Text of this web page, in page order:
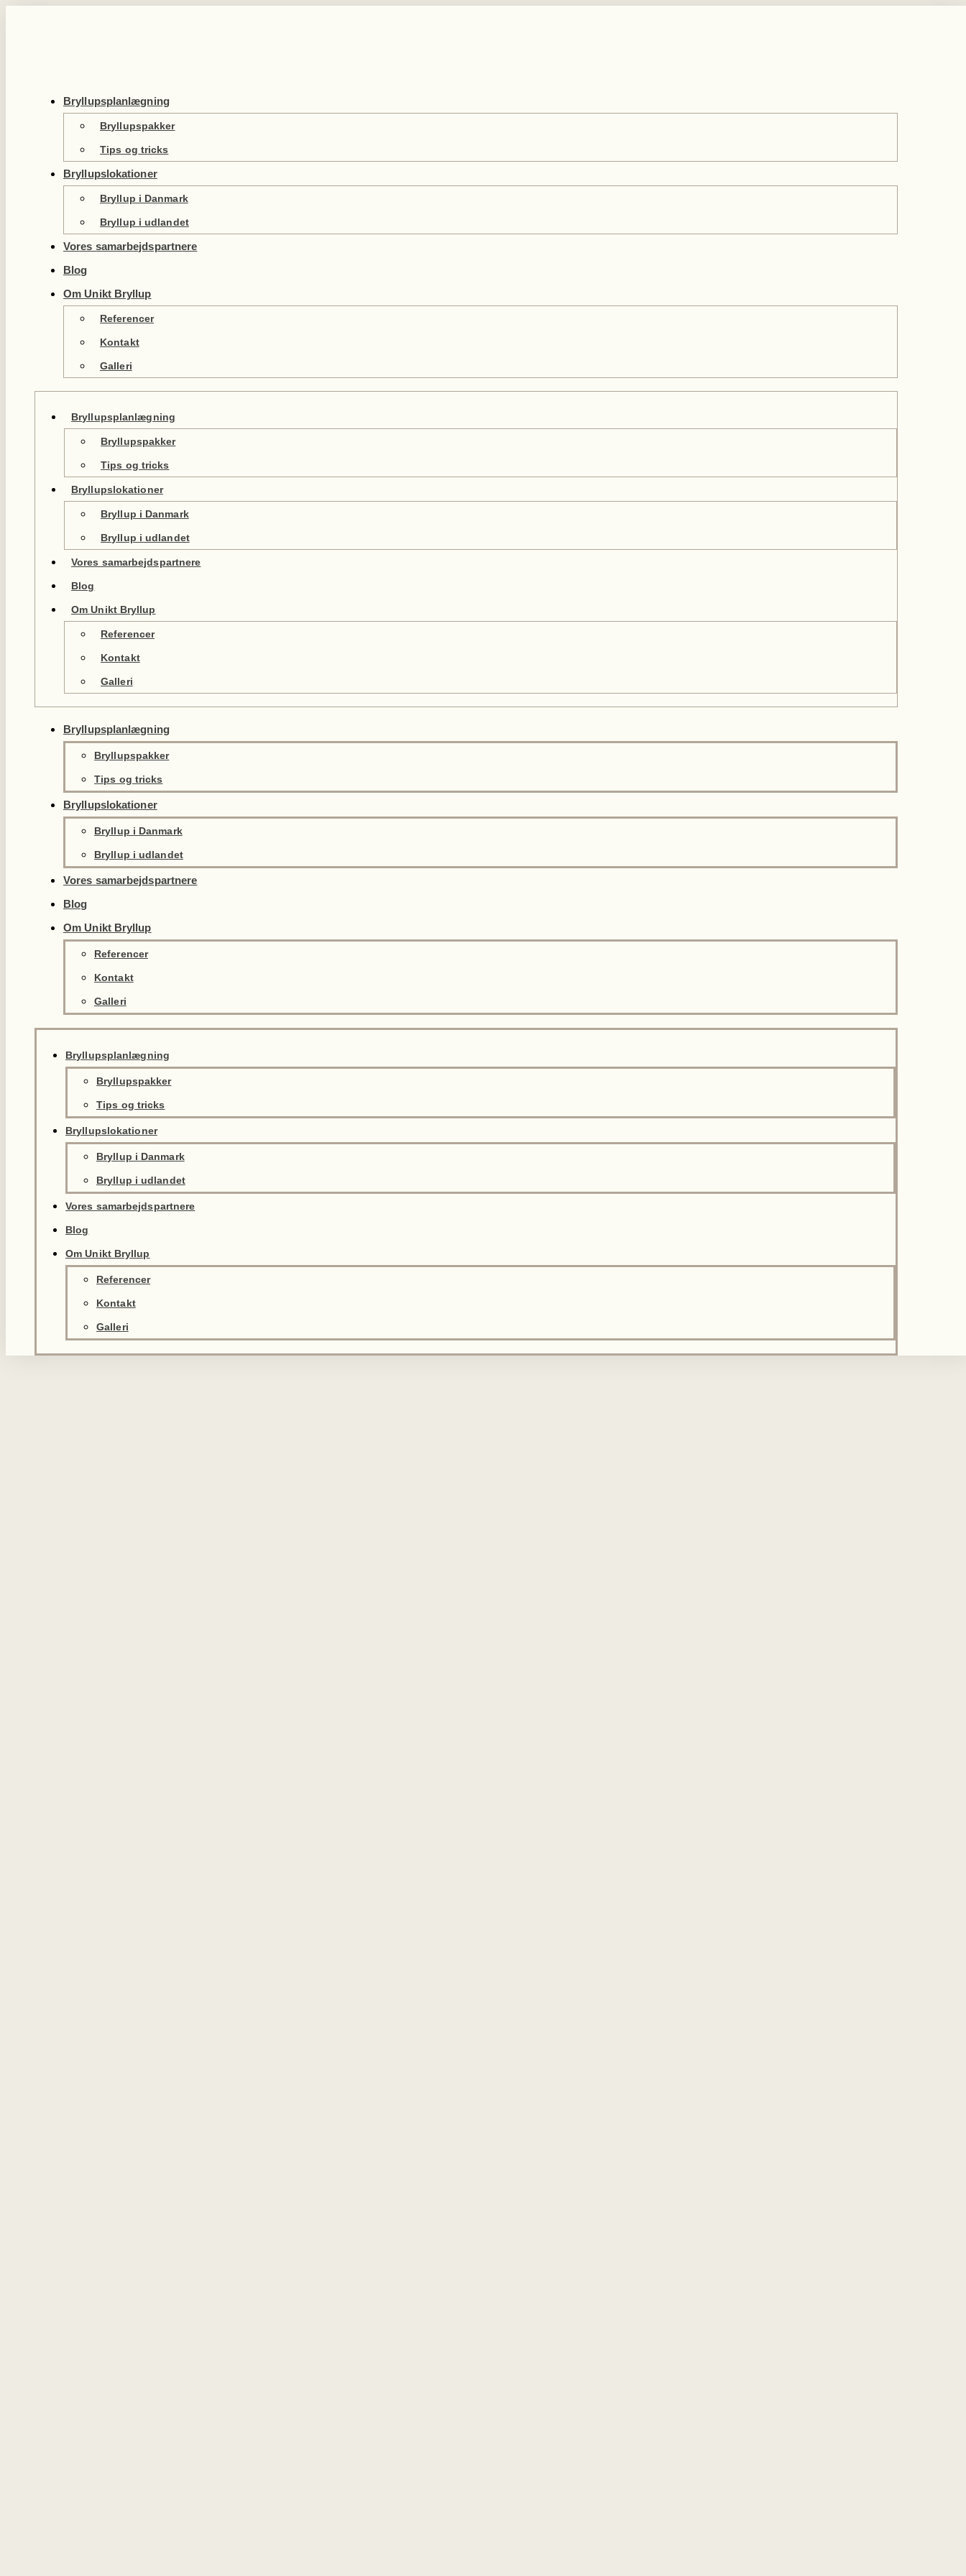
Bryllupsplanlægning
Bryllupspakker
Tips og tricks
Bryllupslokationer
Bryllup i Danmark
Bryllup i udlandet
Vores samarbejdspartnere
Blog
Om Unikt Bryllup
Referencer
Kontakt
Galleri
Bryllupsplanlægning
Bryllupspakker
Tips og tricks
Bryllupslokationer
Bryllup i Danmark
Bryllup i udlandet
Vores samarbejdspartnere
Blog
Om Unikt Bryllup
Referencer
Kontakt
Galleri
Bryllupsplanlægning
Bryllupspakker
Tips og tricks
Bryllupslokationer
Bryllup i Danmark
Bryllup i udlandet
Vores samarbejdspartnere
Blog
Om Unikt Bryllup
Referencer
Kontakt
Galleri
Bryllupsplanlægning
Bryllupspakker
Tips og tricks
Bryllupslokationer
Bryllup i Danmark
Bryllup i udlandet
Vores samarbejdspartnere
Blog
Om Unikt Bryllup
Referencer
Kontakt
Galleri